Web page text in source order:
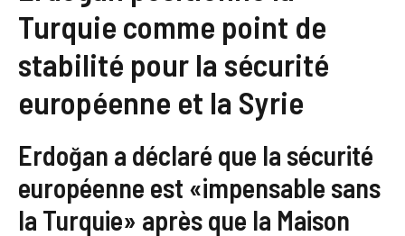
Turquie comme point de
stabilité pour la sécurité
européenne et la Syrie
Erdoğan a déclaré que la sécurité
européenne est «impensable sans
la Turquie» après que la Maison